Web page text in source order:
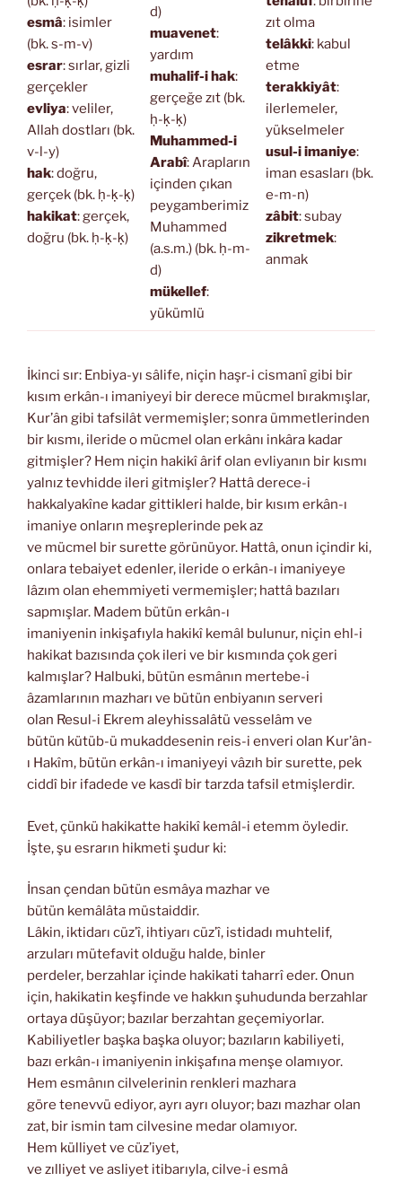
esmâ: isimler
(bk. s-m-v)
esrar: sırlar, gizli
gerçekler
evliya: veliler,
Allah dostları (bk.
v-l-y)
hak: doğru,
gerçek (bk. ḥ-ḳ-ḳ)
hakikat: gerçek,
doğru (bk. ḥ-ḳ-ḳ)
d)
muavenet:
yardım
muhalif-i hak:
gerçeğe zıt (bk.
ḥ-ḳ-ḳ)
Muhammed-i
Arabî: Arapların
içinden çıkan
peygamberimiz
Muhammed
(a.s.m.) (bk. ḥ-m-
d)
mükellef:
yükümlü
zıt olma
telâkki: kabul
etme
terakkiyât:
ilerlemeler,
yükselmeler
usul-i imaniye:
iman esasları (bk.
e-m-n)
zâbit: subay
zikretmek:
anmak
İkinci sır: Enbiya-yı sâlife, niçin haşr-i cismanî gibi bir
kısım erkân-ı imaniyeyi bir derece mücmel bırakmışlar,
Kur’ân gibi tafsilât vermemişler; sonra ümmetlerinden
bir kısmı, ileride o mücmel olan erkânı inkâra kadar
gitmişler? Hem niçin hakikî ârif olan evliyanın bir kısmı
yalnız tevhidde ileri gitmişler? Hattâ derece-i
hakkalyakîne kadar gittikleri halde, bir kısım erkân-ı
imaniye onların meşreplerinde pek az
ve mücmel bir surette görünüyor. Hattâ, onun içindir ki,
onlara tebaiyet edenler, ileride o erkân-ı imaniyeye
lâzım olan ehemmiyeti vermemişler; hattâ bazıları
sapmışlar. Madem bütün erkân-ı
imaniyenin inkişafıyla hakikî kemâl bulunur, niçin ehl-i
hakikat bazısında çok ileri ve bir kısmında çok geri
kalmışlar? Halbuki, bütün esmânın mertebe-i
âzamlarının mazharı ve bütün enbiyanın serveri
olan Resul-i Ekrem aleyhissalâtü vesselâm ve
bütün kütüb-ü mukaddesenin reis-i enveri olan Kur’ân-
ı Hakîm, bütün erkân-ı imaniyeyi vâzıh bir surette, pek
ciddî bir ifadede ve kasdî bir tarzda tafsil etmişlerdir.
Evet, çünkü hakikatte hakikî kemâl-i etemm öyledir.
İşte, şu esrarın hikmeti şudur ki:
İnsan çendan bütün esmâya mazhar ve
bütün kemâlâta müstaiddir.
Lâkin, iktidarı cüz’î, ihtiyarı cüz’î, istidadı muhtelif,
arzuları mütefavit olduğu halde, binler
perdeler, berzahlar içinde hakikati taharrî eder. Onun
için, hakikatin keşfinde ve hakkın şuhudunda berzahlar
ortaya düşüyor; bazılar berzahtan geçemiyorlar.
Kabiliyetler başka başka oluyor; bazıların kabiliyeti,
bazı erkân-ı imaniyenin inkişafına menşe olamıyor.
Hem esmânın cilvelerinin renkleri mazhara
göre tenevvü ediyor, ayrı ayrı oluyor; bazı mazhar olan
zat, bir ismin tam cilvesine medar olamıyor.
Hem külliyet ve cüz’iyet,
ve zılliyet ve asliyet itibarıyla, cilve-i esmâ